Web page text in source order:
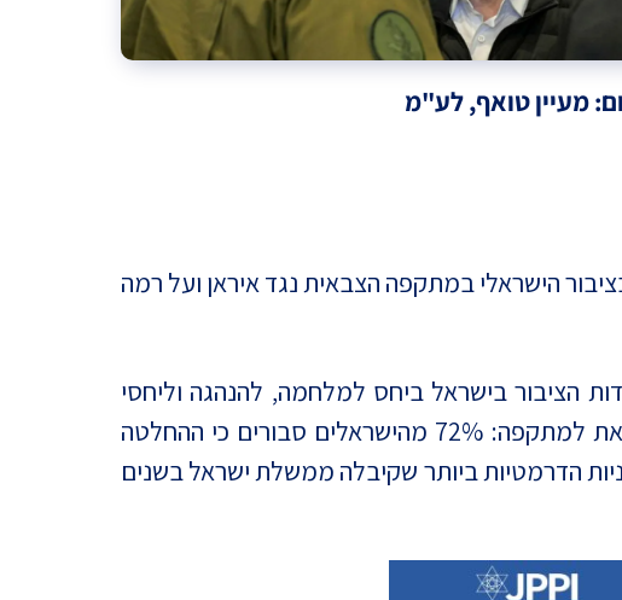
מעיין טואף, לע"מ
הישראלי במתקפה הצבאית נגד איראן ועל רמה
הציבור בישראל ביחס למלחמה, להנהגה וליחסי
ישראל – ארצות הברית. אחד הממצאים הבולטים ביותר הוא התמיכה הציבורית בהחלטה לצאת למתקפה: 72% מהישראלים סבורים כי ההחלטה
הדרמטיות ביותר שקיבלה ממשלת ישראל בשנים